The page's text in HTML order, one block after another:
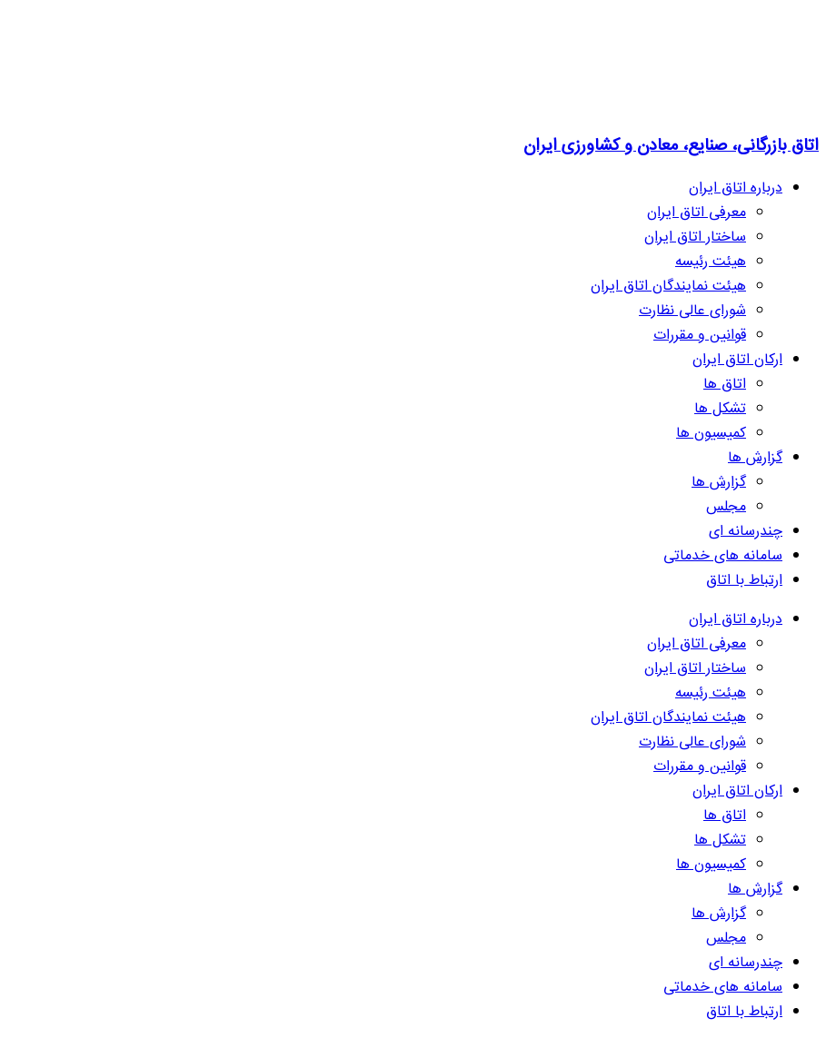
اتاق بازرگانی، صنایع، معادن و کشاورزی ایران
درباره اتاق ایران
معرفی اتاق ایران
ساختار اتاق ایران
هیئت رئیسه
هیئت نمایندگان اتاق ایران
شورای عالی نظارت
قوانین و مقررات
ارکان اتاق ایران
اتاق ها
تشکل ها
کمیسیون ها
گزارش ها
گزارش ها
مجلس
چندرسانه ای
سامانه های خدماتی
ارتباط با اتاق
درباره اتاق ایران
معرفی اتاق ایران
ساختار اتاق ایران
هیئت رئیسه
هیئت نمایندگان اتاق ایران
شورای عالی نظارت
قوانین و مقررات
ارکان اتاق ایران
اتاق ها
تشکل ها
کمیسیون ها
گزارش ها
گزارش ها
مجلس
چندرسانه ای
سامانه های خدماتی
ارتباط با اتاق